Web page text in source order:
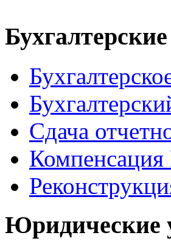
Сдача
Юридические